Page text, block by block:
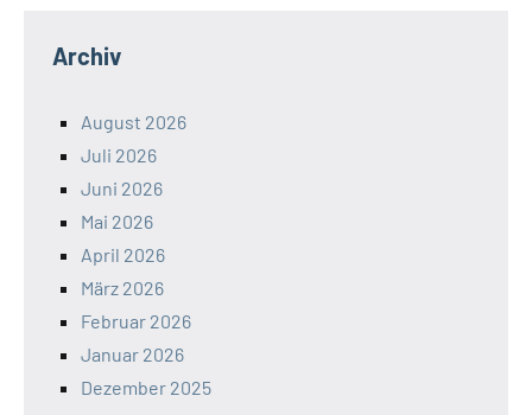
Archiv
August 2026
Juli 2026
Juni 2026
Mai 2026
April 2026
März 2026
Februar 2026
Januar 2026
Dezember 2025